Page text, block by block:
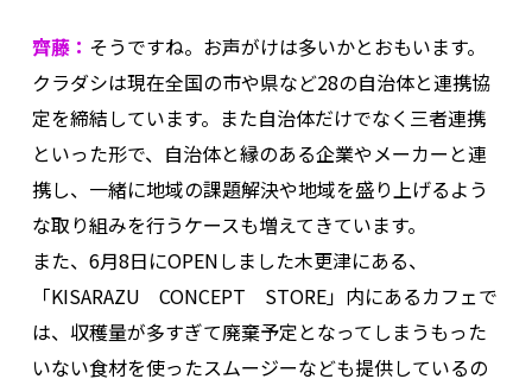
齊藤： そうですね。お声がけは多いかとおもいます。
クラダシは現在全国の市や県など28の自治体と連携協
定を締結しています。また自治体だけでなく三者連携
といった形で、自治体と縁のある企業やメーカーと連
携し、一緒に地域の課題解決や地域を盛り上げるよう
な取り組みを行うケースも増えてきています。
また、6月8日にOPENしました木更津にある、
「KISARAZU CONCEPT STORE」内にあるカフェで
は、収穫量が多すぎて廃棄予定となってしまうもった
いない食材を使ったスムージーなども提供しているの